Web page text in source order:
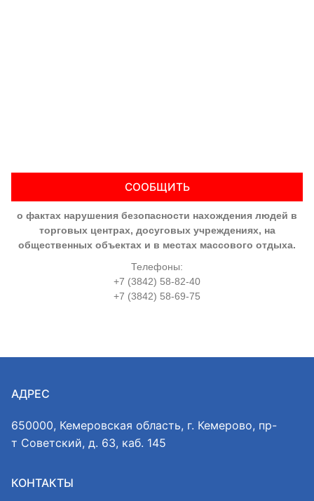
СООБЩИТЬ
о фактах нарушения безопасности нахождения людей в
торговых центрах, досуговых учреждениях, на
общественных объектах и в местах массового отдыха.
Телефоны:
+7 (3842) 58-82-40
+7 (3842) 58-69-75
АДРЕС
650000, Кемеровская область, г. Кемерово, пр-
т Советский, д. 63, каб. 145
КОНТАКТЫ